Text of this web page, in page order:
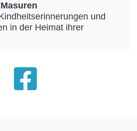
und
in der Heimat ihrer